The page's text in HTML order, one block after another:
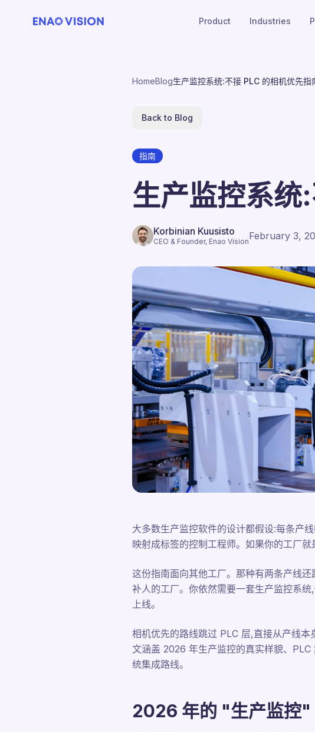
Product Industries
HomeBlog生产监控系统:不接 PLC 的相机优先指
Back to Blog
指南
生产监控系统
Korbinian Kuusisto
CEO & Founder, Enao VisionFebruary 3,
大多数生产监控软件的设计都假设:每条产
映射成标签的控制工程师。如果你的工厂就
这份指南面向其他工厂。那种有两条产线
补人的工厂。你依然需要一套生产监控系
上线。
相机优先的路线跳过 PLC 层,直接从产线
文涵盖 2026 年生产监控的真实样貌、
统集成路线。
2026 年的 "生产监控"